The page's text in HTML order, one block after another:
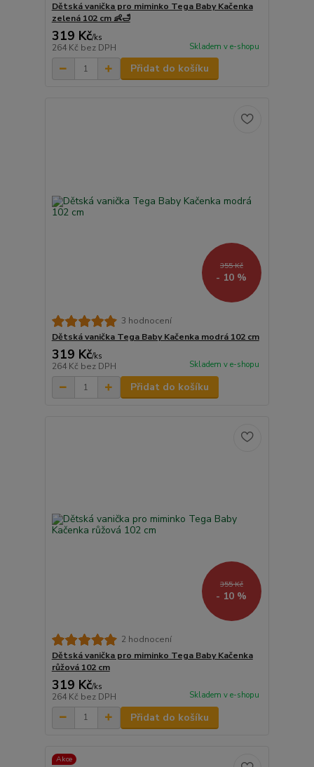
Dětská vanička pro miminko Tega Baby Kačenka
zelená 102 cm 👶🛁
319 Kč/ks
264 Kč bez DPH Skladem v e-shopu
Přidat do košíku
355 Kč
- 10 %
3 hodnocení
Dětská vanička Tega Baby Kačenka modrá 102 cm
319 Kč/ks
264 Kč bez DPH Skladem v e-shopu
Přidat do košíku
355 Kč
- 10 %
2 hodnocení
Dětská vanička pro miminko Tega Baby Kačenka
růžová 102 cm
319 Kč/ks
264 Kč bez DPH Skladem v e-shopu
Přidat do košíku
Akce